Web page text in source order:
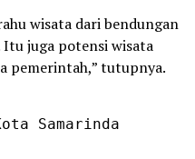
wisata dari bendungan
Itu juga potensi wisata
pemerintah,” tutupnya.
Samarinda